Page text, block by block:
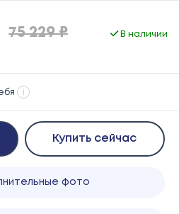
75 229 ₽ В наличии
i
Купить сейчас
фото